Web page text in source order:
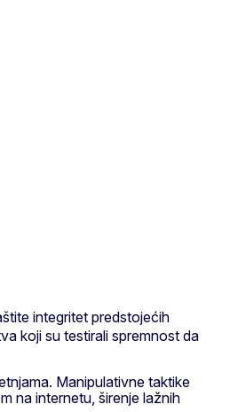
integritet predstojećih
koji su testirali spremnost da
Manipulativne taktike
na internetu, širenje lažnih